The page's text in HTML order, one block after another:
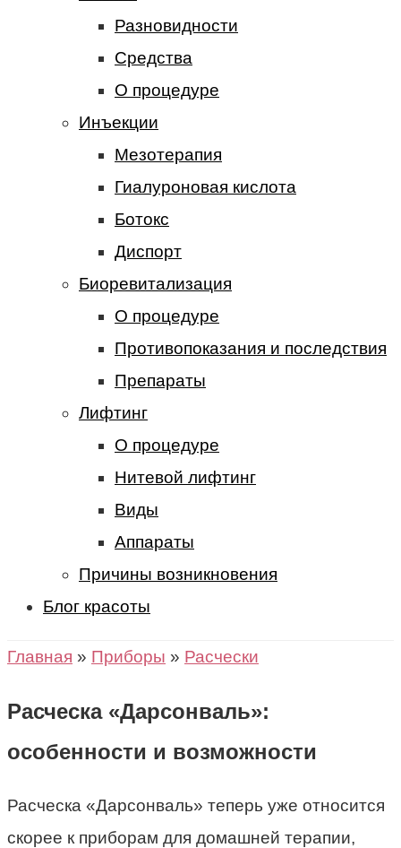
Разновидности
Средства
О процедуре
Инъекции
Мезотерапия
Гиалуроновая кислота
Ботокс
Диспорт
Биоревитализация
О процедуре
Противопоказания и последствия
Препараты
Лифтинг
О процедуре
Нитевой лифтинг
Виды
Аппараты
Причины возникновения
Блог красоты
Главная » Приборы » Расчески
Расческа «Дарсонваль»:
особенности и возможности
Расческа «Дарсонваль» теперь уже относится
скорее к приборам для домашней терапии,